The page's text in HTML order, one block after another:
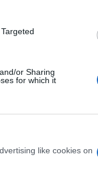
or Sharing
for which it
like cookies on